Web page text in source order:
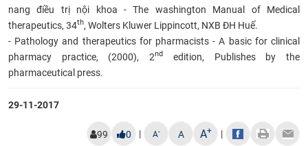
nang điều trị nội khoa - The washington Manual of Medical
therapeutics, 34th, Wolters Kluwer Lippincott, NXB ĐH Huế.
- Pathology and therapeutics for pharmacists - A basic for clinical
pharmacy practice, (2000), 2nd
edition, Publishes by the
pharmaceutical press.
29-11-2017
99 0 | A- A A+ |